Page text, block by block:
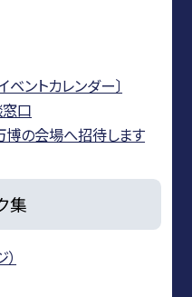
ントカレンダー〕
口
博の会場へ招待します
集